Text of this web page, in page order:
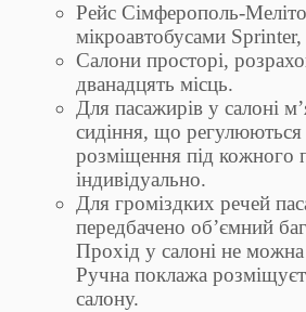
Рейс Сімферополь-
мікроавтобусами
Салони просторі,
дванадцять місць.
Для пасажирів у салоні
сидіння, що
розміщення під кожного
індивідуально.
Для громіздких речей
передбачено об’ємний
Прохід у салоні не
Ручна поклажа
салону.